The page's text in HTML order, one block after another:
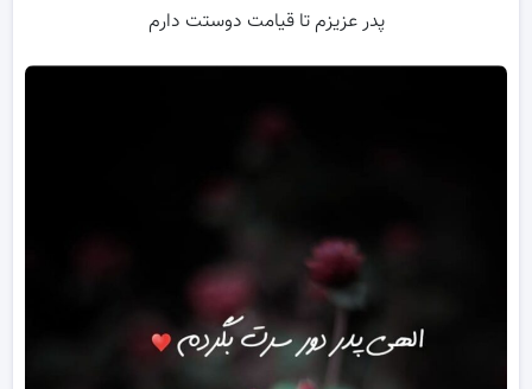
پدر عزیزم تا قیامت دوستت دارم